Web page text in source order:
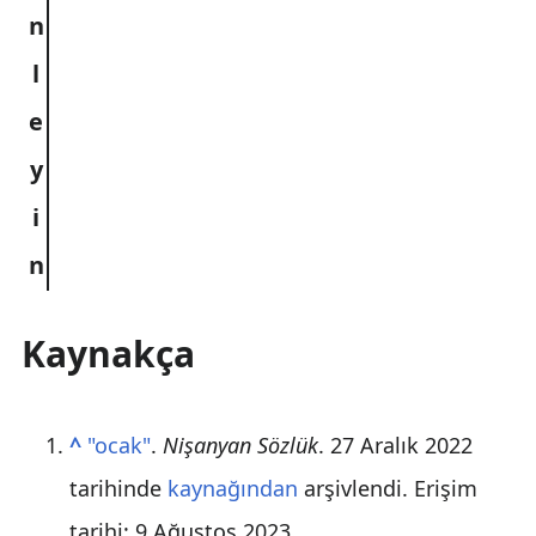
Kaynakça
^ "ocak". Nişanyan Sözlük. 27 Aralık 2022
tarihinde kaynağından arşivlendi. Erişim